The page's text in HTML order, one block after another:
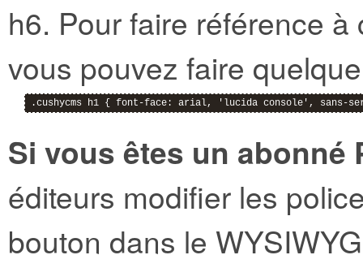
h6. Pour faire référence
vous pouvez faire
.cushycms h1 { font-face: arial, 'lucida console', sans-
Si vous êtes un abonné
éditeurs modifier les
bouton dans le